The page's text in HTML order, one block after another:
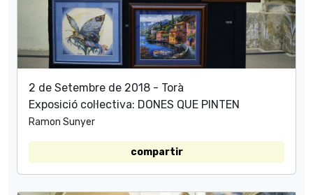
2 de Setembre de 2018 - Torà
Exposició col·lectiva: DONES QUE PINTEN
Ramon Sunyer
compartir